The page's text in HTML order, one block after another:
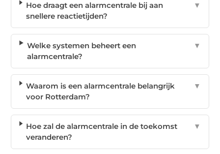
Hoe draagt een alarmcentrale bij aan
snellere reactietijden?
▼
Welke systemen beheert een
alarmcentrale?
▼
Waarom is een alarmcentrale belangrijk
voor Rotterdam?
▼
Hoe zal de alarmcentrale in de toekomst
veranderen?
▼